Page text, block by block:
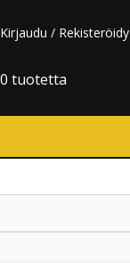
Kirjaudu Rekisteröidy
0 tuotetta